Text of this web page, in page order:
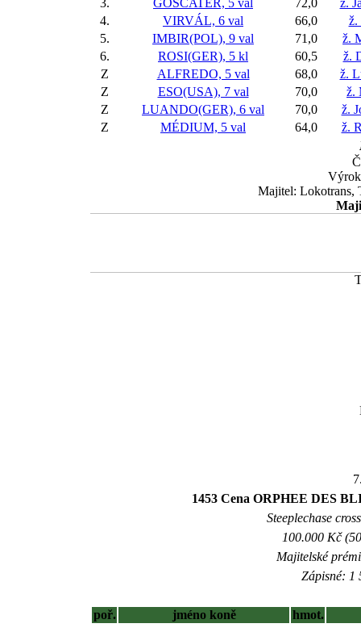
3. GOSCATER, 5 val 72,0
ž.
4.
VIRVÁL, 6 val 66,0
ž.
5.
IMBIR(POL), 9 val 71,0
ž.
6.
ROSI(GER), 5 kl 60,5
ž.
Z
ALFREDO, 5 val 68,0
ž.
Z
ESO(USA), 7 val 70,0
ž.
Z
LUANDO(GER), 6 val 70,0
ž.
Z
MÉDIUM, 5 val 64,0
ž.
Majitel: Lokotrans,
1453 Cena ORPHEE DES
Steeplechase
100.000 Kč
Majitelské
Zápisné: 1
poř. jméno koně
hmot.